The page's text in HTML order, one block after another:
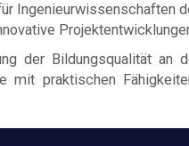
Ingenieurwissenschaften
der Bildungsqualität an
praktischen